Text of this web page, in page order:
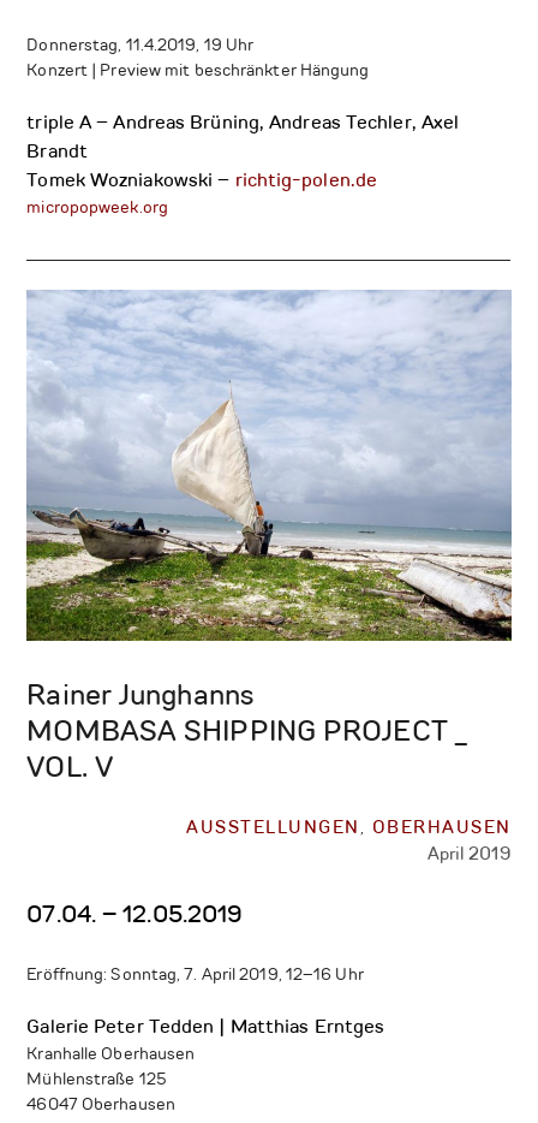
Donnerstag, 11.4.2019, 19 Uhr
Konzert | Preview mit beschränkter Hängung
triple A – Andreas Brüning, Andreas Techler, Axel
Brandt
Tomek Wozniakowski – richtig-polen.de
micropopweek.org
Rainer Junghanns
MOMBASA SHIPPING PROJECT _
VOL. V
AUSSTELLUNGEN
OBERHAUSEN
April 2019
07.04. – 12.05.2019
Eröffnung: Sonntag, 7. April 2019, 12–16 Uhr
Galerie Peter Tedden | Matthias Erntges
Kranhalle Oberhausen
Mühlenstraße 125
46047 Oberhausen